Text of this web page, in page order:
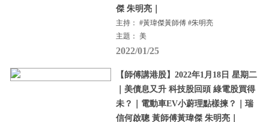
傑 朱明亮｜
主持： #黃瑋傑黃師傅 #朱明亮
主題： 美
2022/01/25
【師傅講港股】2022年1月18日 星期二
｜美債息又升 科技股回頭 綠電股買得
未？｜電動車EV小蔚理點樣揀？｜瑞
信何啟聰 黃師傅黃瑋傑 朱明亮｜